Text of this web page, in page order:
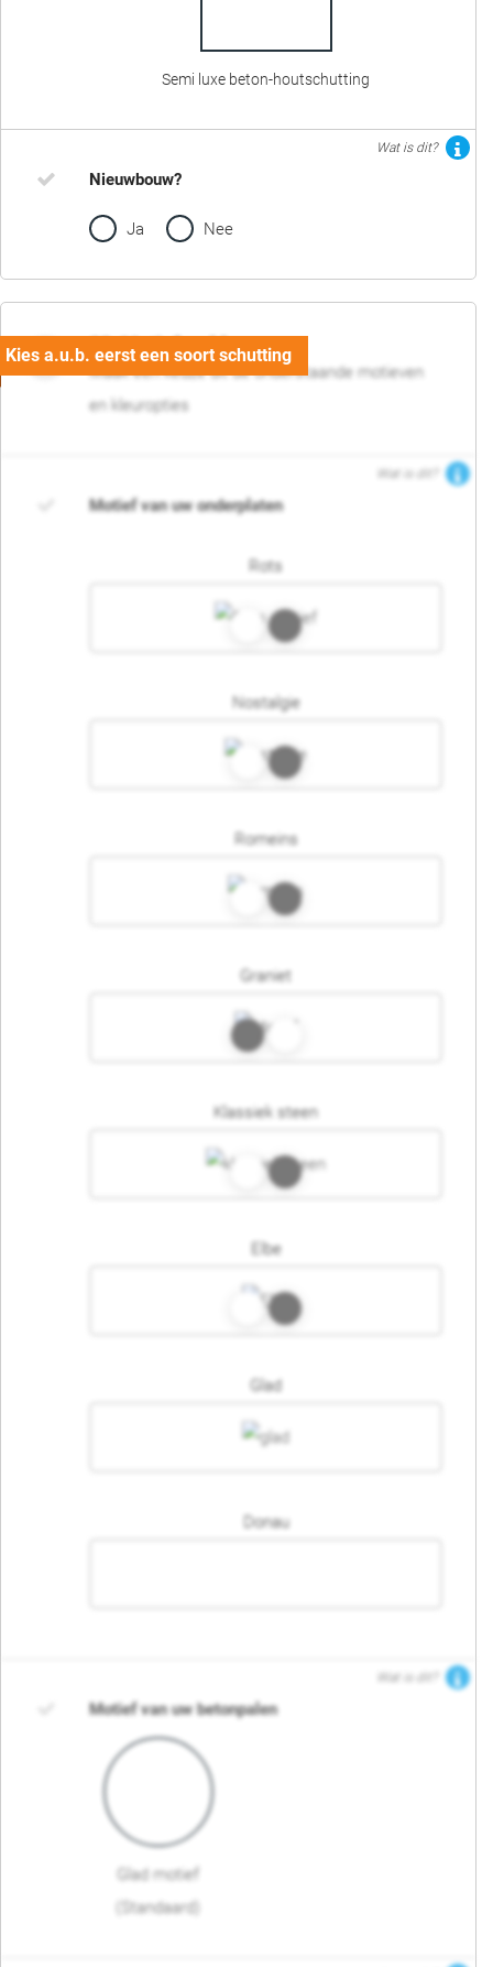
Semi luxe beton-houtschutting
Wat is dit?
Nieuwbouw?
Ja Nee
02. Motief en kleur
Maak een keuze uit de onderstaande motieven
en kleuropties
Wat is dit?
Motief van uw onderplaten
Rots
Nostalgie
Romeins
Graniet
Klassiek steen
Elbe
Glad
Donau
Wat is dit?
Motief van uw betonpalen
Glad motief
(Standaard)